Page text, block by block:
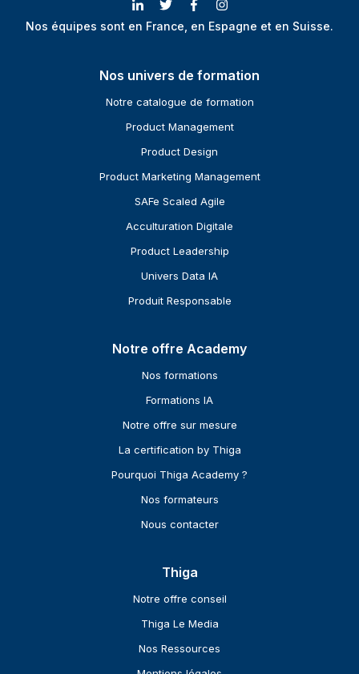
Nos équipes sont en France, en Espagne et en Suisse.
Nos univers de formation
Notre catalogue de formation
Product Management
Product Design
Product Marketing Management
SAFe Scaled Agile
Acculturation Digitale
Product Leadership
Univers Data IA
Produit Responsable
Notre offre Academy
Nos formations
Formations IA
Notre offre sur mesure
La certification by Thiga
Pourquoi Thiga Academy ?
Nos formateurs
Nous contacter
Thiga
Notre offre conseil
Thiga Le Media
Nos Ressources